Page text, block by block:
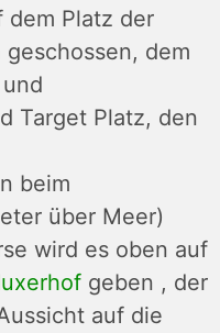
dem Platz der
dem
Target Platz, den
beim
über Meer)
wird es oben auf
geben , der
auf die